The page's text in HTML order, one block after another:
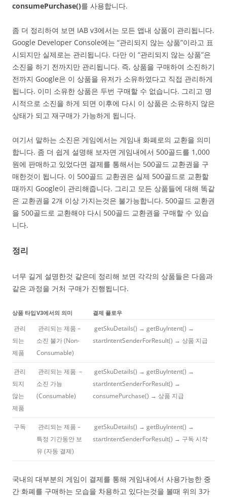
consumePurchase()를 사용합니다.
좀 더 정리하여 보면 IAB v3에서는 모든 앱내 상품이 관리됩니다.
Google Developer Console에는 “관리되지 않는 상품”이라고 표
시되지만 실제로는 관리됩니다. 다만 이 “관리되지 않는 상품”은
소진을 하기 전까지만 관리됩니다. 즉, 상품을 구매하여 소진하기
전까지 Google은 이 상품을 유저가 소유하였다고 직접 관리하게
됩니다. 이미 소유한 상품은 두번 구매할 수 없습니다. 그리고 명
시적으로 소진을 하게 되면 이후에 다시 이 상품은 소유하지 않은
상태가 되고 재구매가 가능하게 됩니다.
여기서 말하는 소진은 게임에서는 게임내 화폐로의 교환을 의미
합니다. 좀 더 쉽게 설명해 보자면 게임내에서 500골드를 1,000
원에 판매하고 있었다면 결제를 통해서는 500골드 교환권을 구
매한것이 됩니다. 이 500골드 교환권은 실제 500골드로 교환할
때까지 Google이 관리해줍니다. 그리고 모든 상품들에 대해 똑같
은 교환권을 2개 이상 가지는것은 불가능합니다. 500골드 교환권
을 500골드로 교환해야 다시 500골드 교환권을 구매할 수 있습
니다.
정리
너무 길게 설명한것 같은데 정리해 보면 각각의 상품들은 다음과
같은 과정을 거처 구매가 진행됩니다.
상품 타입V3에서의 의미 결제 플로우
관리
되는
제품
관리되는 제품 –
소진 불가 (Non-
Consumable)
getSkuDetails() → getBuyIntent() →
startIntentSenderForResult() → 상품 지급
관리
되지
않는
제품
관리되는 제품 –
소진 가능
(Consumable)
getSkuDetails() → getBuyIntent() →
startIntentSenderForResult() →
consumePurchase() → 상품 지급
구독
관리되는 제품 –
특정 기간동안 보
유 (자동 결제)
getSkuDetails() → getBuyIntent() →
startIntentSenderForResult() → 구독 시작
국내의 대부분의 게임이 결제를 통해 게임내에서 사용가능한 중
간 화폐를 구매하는 모습을 차용하고 있다는것을 볼때 위의 3가